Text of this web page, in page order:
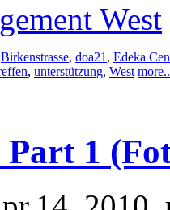
West
Birkenstrasse, doa21 , Edeka
, unterstützung, West
1